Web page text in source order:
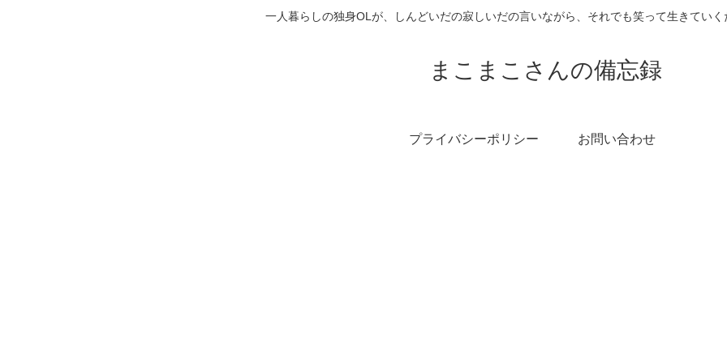
一人暮らしの独身OLが、しんどいだの寂しいだの言いながら、それでも笑って生きていく
まこまこさんの備忘録
プライバシーポリシー お問い合わせ